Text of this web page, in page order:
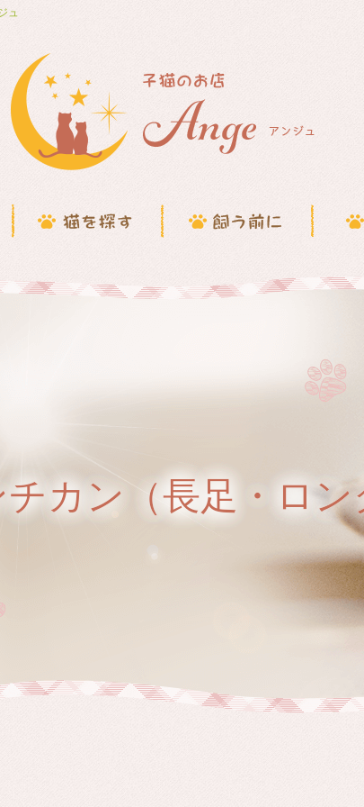
ュ
カン（長足・ロ